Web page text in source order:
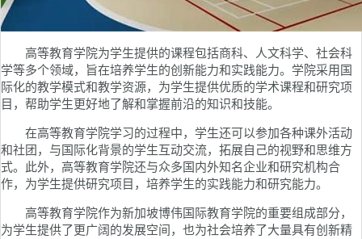
高等教育学院为学生提供的课程包括商科、人文科学、社会科
学等多个领域，旨在培养学生的创新能力和实践能力。学院采用国
际化的教学模式和教学资源，为学生提供优质的学术课程和研究项
目，帮助学生更好地了解和掌握前沿的知识和技能。
在高等教育学院学习的过程中，学生还可以参加各种课外活动
和社团，与国际化背景的学生互动交流，拓展自己的视野和思维方
式。此外，高等教育学院还与众多国内外知名企业和研究机构合
作，为学生提供研究项目，培养学生的实践能力和研究能力。
高等教育学院作为新加坡博伟国际教育学院的重要组成部分，
为学生提供了更广阔的发展空间，也为社会培养了大量具有创新精